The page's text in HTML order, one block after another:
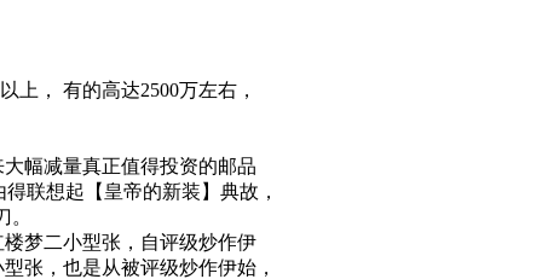
， 有的高达2500万左右，
幅减量真正值得投资的邮品
联想起【皇帝的新装】典故，
梦二小型张，自评级炒作伊
张，也是从被评级炒作伊始，